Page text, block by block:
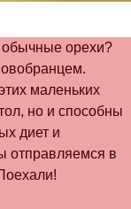
обычные орехи?
маленьких
но и способны
диет и
отправляемся в